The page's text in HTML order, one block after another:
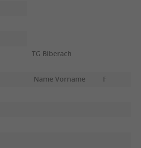
TG Biberach
Name Vorname
F